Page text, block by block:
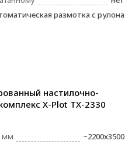
размотка с рулона
настилочно-
X-Plot TX-2330
мм
~2200х3500